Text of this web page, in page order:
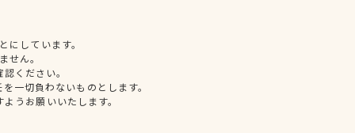
しています。
せん。
ください。
一切負わないものとします。
うお願いいたします。